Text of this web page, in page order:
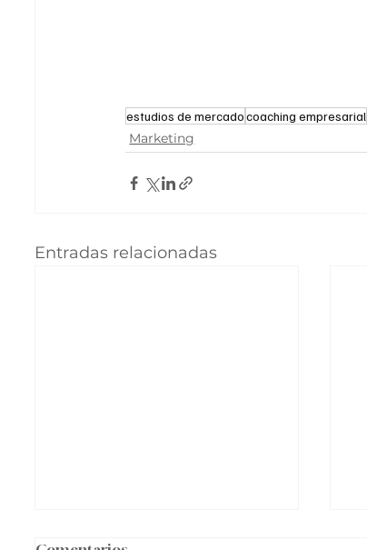
estudios de mercadocoaching empresarial
Marketing
Entradas relacionadas